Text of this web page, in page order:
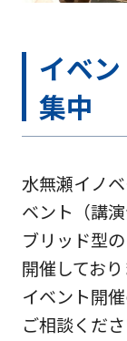
イベ
集中
水無瀬イノ
ベント（講
ブリッド型
開催しており
イベント開
ご相談くださ